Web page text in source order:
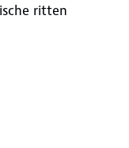
ritten
bieden,
bescherming
beginners